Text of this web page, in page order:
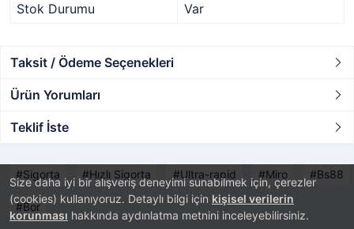
Size daha iyi bir alışveriş deneyimi sunabilmek için, çerezler
(cookies) kullanıyoruz. Detaylı bilgi için kişisel verilerin
korunması hakkında aydınlatma metnini inceleyebilirsiniz.
Stok Durumu
Var
Taksit / Ödeme Seçenekleri
Ürün Yorumları
Teklif İste
Sigorta Hızlı Sigorta Ultra-rapid Miro Bs88
Bor